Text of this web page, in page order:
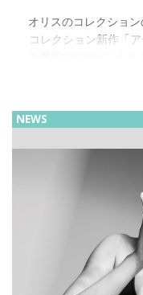
オリスのコレクショ
コレクション新作「
ォームの38mmステ
NEWS